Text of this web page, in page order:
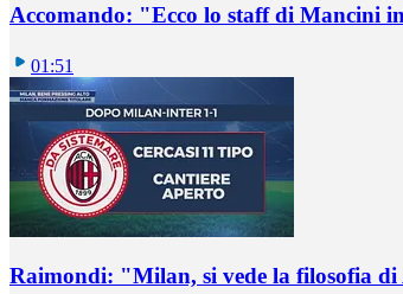
Accomando: "Ecco lo staff di Mancini
01:51
Raimondi: "Milan, si vede la filosofia